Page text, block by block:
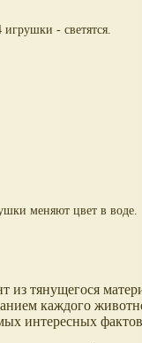
игрушки - светятся.
меняют цвет в воде.
из тянущегося
каждого
интересных